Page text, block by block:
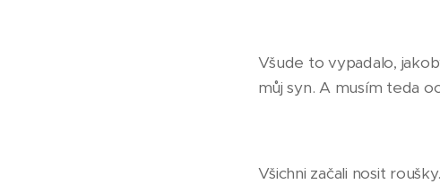
Všude to vypadalo,
můj syn. A musím teda
Všichni začali nosit